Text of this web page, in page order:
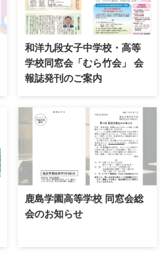
和洋九段女子中学校・高等
学校同窓会「むら竹会」 会
報誌発刊のご案内
鹿島学園高等学校 同窓会総
会のお知らせ